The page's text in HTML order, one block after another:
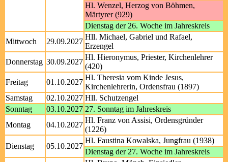
Hl. Wenzel, Herzog von Böhmen,
Märtyrer (929)
Dienstag der 26. Woche im Jahreskreis
Mittwoch
29.09.2027
Hll. Michael, Gabriel und Rafael,
Erzengel
Donnerstag 30.09.2027
Hl. Hieronymus, Priester, Kirchenlehrer
(420)
Freitag
01.10.2027
Hl. Theresia vom Kinde Jesus,
Kirchenlehrerin, Ordensfrau (1897)
Samstag
02.10.2027 Hll. Schutzengel
Sonntag
03.10.2027 27. Sonntag im Jahreskreis
Montag
04.10.2027
Hl. Franz von Assisi, Ordensgründer
(1226)
Dienstag
05.10.2027
Hl. Faustina Kowalska, Jungfrau (1938)
Dienstag der 27. Woche im Jahreskreis